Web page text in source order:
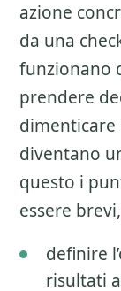
azione
da una
funzionano
prendere
dimenticare
diventano
questo i
essere
definire
risultati